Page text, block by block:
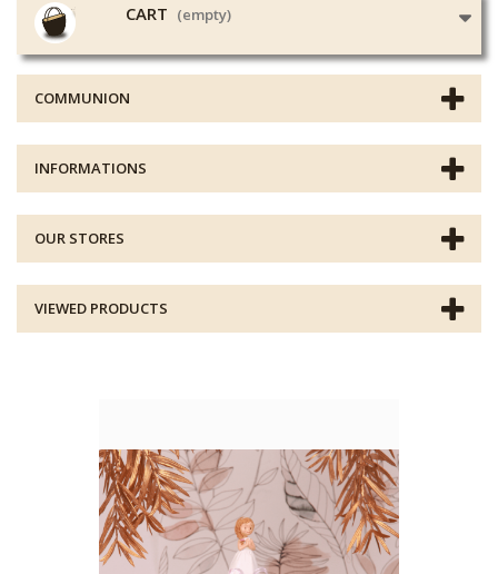
CART (empty)
COMMUNION
INFORMATIONS
OUR STORES
VIEWED PRODUCTS